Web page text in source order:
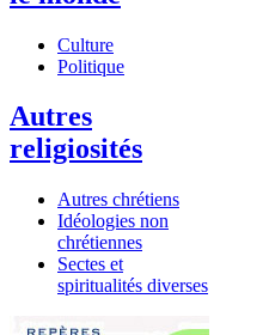
Culture
Politique
Autres
religiosités
Autres chrétiens
Idéologies non
chrétiennes
Sectes et
spiritualités diverses